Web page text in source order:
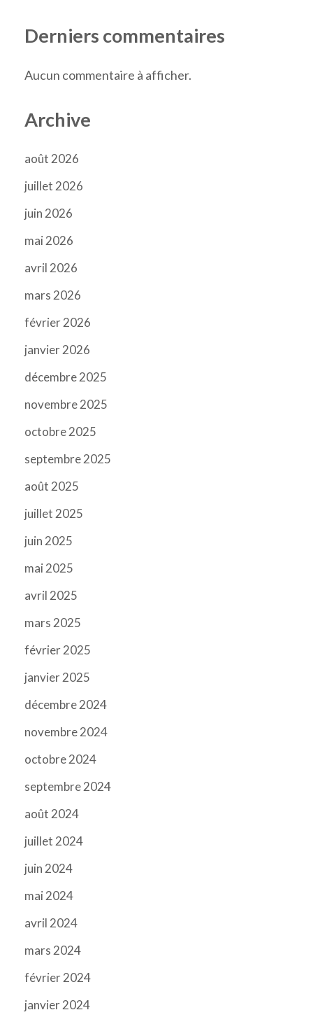
Derniers commentaires
Aucun commentaire à afficher.
Archive
août 2026
juillet 2026
juin 2026
mai 2026
avril 2026
mars 2026
février 2026
janvier 2026
décembre 2025
novembre 2025
octobre 2025
septembre 2025
août 2025
juillet 2025
juin 2025
mai 2025
avril 2025
mars 2025
février 2025
janvier 2025
décembre 2024
novembre 2024
octobre 2024
septembre 2024
août 2024
juillet 2024
juin 2024
mai 2024
avril 2024
mars 2024
février 2024
janvier 2024